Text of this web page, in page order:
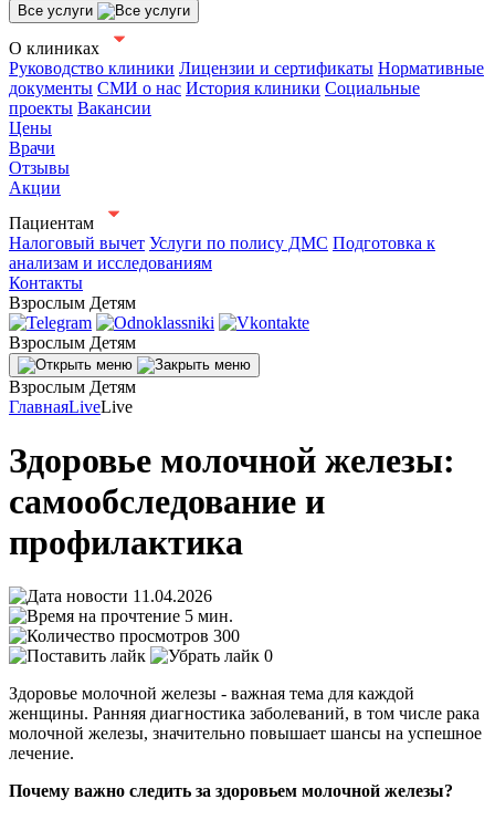
Все услуги
О клиниках
Руководство клиники Лицензии и сертификаты Нормативные
документы СМИ о нас История клиники Социальные
проекты Вакансии
Цены
Врачи
Отзывы
Акции
Пациентам
Налоговый вычет Услуги по полису ДМС Подготовка к
анализам и исследованиям
Контакты
Взрослым Детям
Взрослым Детям
Взрослым Детям
ГлавнаяLiveLive
Здоровье молочной железы:
самообследование и
профилактика
11.04.2026
5 мин.
300
0
Здоровье молочной железы - важная тема для каждой
женщины. Ранняя диагностика заболеваний, в том числе рака
молочной железы, значительно повышает шансы на успешное
лечение.
Почему важно следить за здоровьем молочной железы?